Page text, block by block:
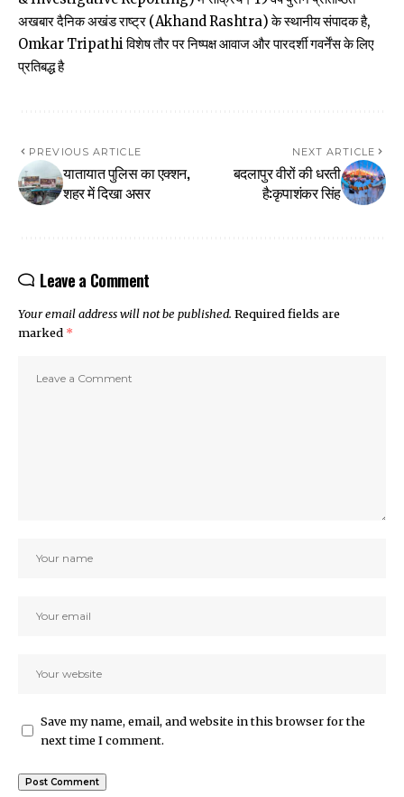
अखबार दैनिक अखंड राष्ट्र (Akhand Rashtra) के स्थानीय संपादक है,
Omkar Tripathi विशेष तौर पर निष्पक्ष आवाज और पारदर्शी गवर्नेंस के लिए
प्रतिबद्ध है
PREVIOUS ARTICLE
यातायात पुलिस का एक्शन,
शहर में दिखा असर
NEXT ARTICLE
बदलापुर वीरों की धरती
है:कृपाशंकर सिंह
Leave a Comment
Your email address will not be published. Required fields are
marked *
Save my name, email, and website in this browser for the
next time I comment.